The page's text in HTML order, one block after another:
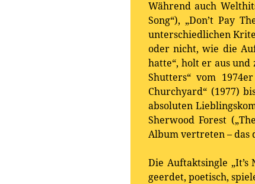
Während auch
Song“), „Don’t Pay
unterschiedlichen
oder nicht, wie die
hatte“, holt er aus und
Shutters“ vom
Churchyard“ (1977)
absoluten
Sherwood Forest
Album vertreten – das
Die Auftaktsingle
geerdet, poetisch,